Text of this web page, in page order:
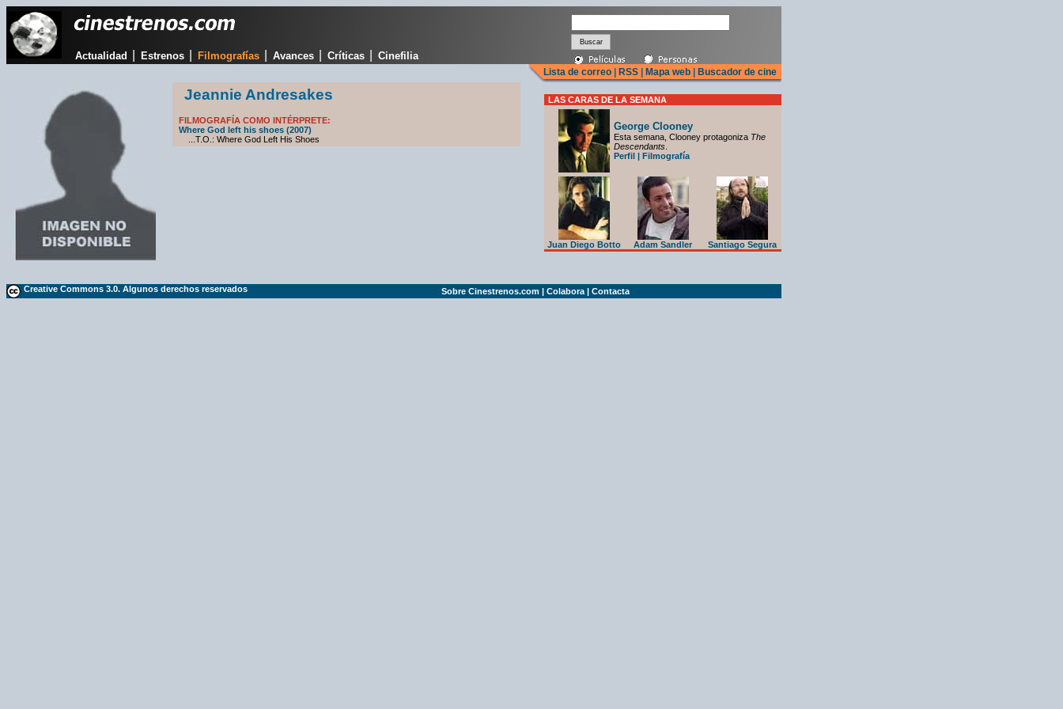
Actualidad Estrenos Filmografías Avances Críticas Cinefilia
Lista de correo RSS Mapa web Buscador de cine
Jeannie Andresakes
FILMOGRAFÍA COMO INTÉRPRETE:
Where God left his shoes (2007)
...T.O.: Where God Left His Shoes
LAS CARAS DE LA SEMANA
George Clooney
Esta semana, Clooney protagoniza The
Descendants
Perfil | Filmografía
Juan Diego Botto Adam Sandler Santiago Segura
Creative Commons 3.0. Algunos derechos reservados Sobre Cinestrenos.com | Colabora | Contacta